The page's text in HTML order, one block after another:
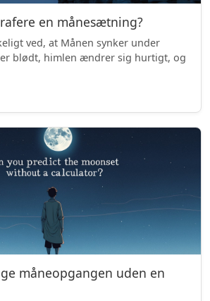
en månesætning?
ved, at Månen synker under
blødt, himlen ændrer sig hurtigt, og
måneopgangen uden en